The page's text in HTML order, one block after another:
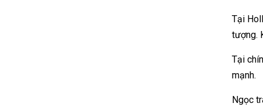
Tại
tượng.
Tại
mạnh.
Ngọc